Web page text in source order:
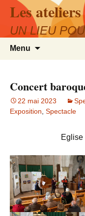
Les
UN LIEU
Menu
Concert
22 mai 2023
Exposition Spectacle
Eglise